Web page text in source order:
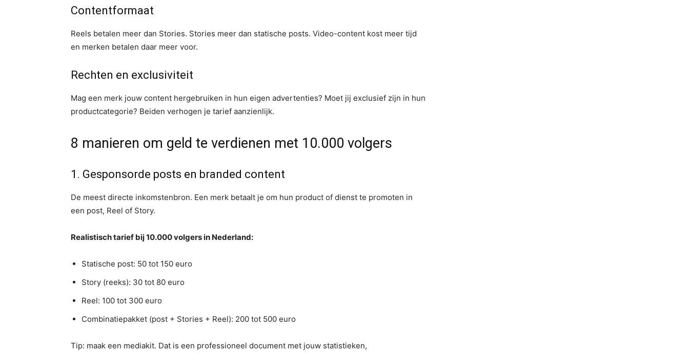
Contentformaat
Reels betalen meer dan Stories. Stories meer dan statische posts. Video-content kost meer tijd
en merken betalen daar meer voor.
Rechten en exclusiviteit
Mag een merk jouw content hergebruiken in hun eigen advertenties? Moet jij exclusief zijn in hun
productcategorie? Beiden verhogen je tarief aanzienlijk.
8 manieren om geld te verdienen met 10.000 volgers
1. Gesponsorde posts en branded content
De meest directe inkomstenbron. Een merk betaalt je om hun product of dienst te promoten in
een post, Reel of Story.
Realistisch tarief bij 10.000 volgers in Nederland:
Statische post: 50 tot 150 euro
Story (reeks): 30 tot 80 euro
Reel: 100 tot 300 euro
Combinatiepakket (post + Stories + Reel): 200 tot 500 euro
Tip: maak een mediakit. Dat is een professioneel document met jouw statistieken,